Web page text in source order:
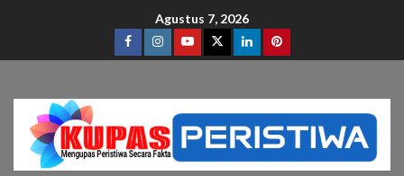
Agustus 7, 2026